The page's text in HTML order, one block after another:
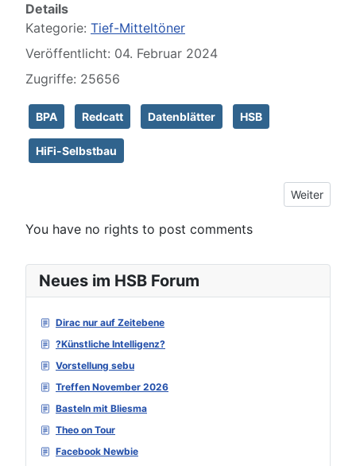
Neues im HSB Forum
Dirac nur auf Zeitebene
?Künstliche Intelligenz?
Vorstellung sebu
Treffen November 2026
Basteln mit Bliesma
Theo on Tour
Facebook Newbie
Details
Kategorie: Tief-Mitteltöner
Veröffentlicht: 04. Februar 2024
Zugriffe: 25656
BPA Redcatt Datenblätter HSB
HiFi-Selbstbau
Nächster
Weiter
You have no rights to post comments